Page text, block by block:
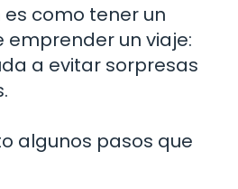
como tener un
un viaje:
a evitar sorpresas
algunos pasos que